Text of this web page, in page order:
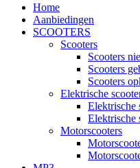
Home
Aanbiedingen
SCOOTERS
Scooters
Scooters
Scooters
Scooters
Elektrische
Elektrische
Elektrische
Motorscooters